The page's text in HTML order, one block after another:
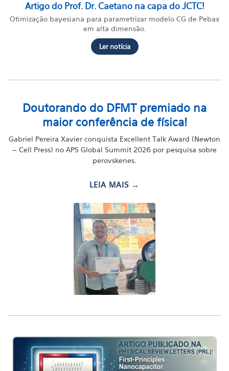
Artigo do Prof. Dr. Caetano na capa do JCTC!
Otimização bayesiana para parametrizar modelo CG de Pebax
em alta dimensão.
Ler notícia
Doutorando do DFMT premiado na
maior conferência de física!
Gabriel Pereira Xavier conquista Excellent Talk Award (Newton
– Cell Press) no APS Global Summit 2026 por pesquisa sobre
perovskenes.
LEIA MAIS →